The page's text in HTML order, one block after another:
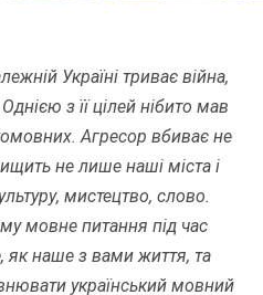
Україні триває війна,
з її цілей нібито мав
Агресор вбиває не
не лише наші міста і
мистецтво, слово.
мовне питання під час
як наше з вами життя, та
український мовний